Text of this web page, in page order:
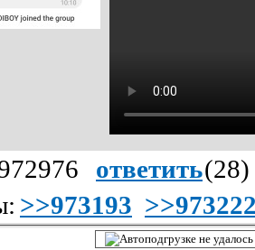
ответить(28)
>>973193